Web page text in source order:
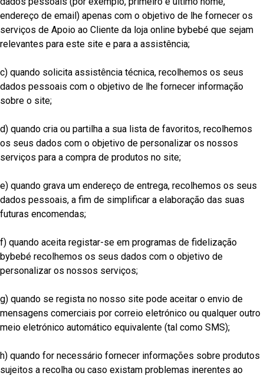
endereço de email) apenas com o objetivo de lhe fornecer os
serviços de Apoio ao Cliente da loja online bybebé que sejam
relevantes para este site e para a assistência;
c) quando solicita assistência técnica, recolhemos os seus
dados pessoais com o objetivo de lhe fornecer informação
sobre o site;
d) quando cria ou partilha a sua lista de favoritos, recolhemos
os seus dados com o objetivo de personalizar os nossos
serviços para a compra de produtos no site;
e) quando grava um endereço de entrega, recolhemos os seus
dados pessoais, a fim de simplificar a elaboração das suas
futuras encomendas;
f) quando aceita registar-se em programas de fidelização
bybebé recolhemos os seus dados com o objetivo de
personalizar os nossos serviços;
g) quando se regista no nosso site pode aceitar o envio de
mensagens comerciais por correio eletrónico ou qualquer outro
meio eletrónico automático equivalente (tal como SMS);
h) quando for necessário fornecer informações sobre produtos
sujeitos a recolha ou caso existam problemas inerentes ao